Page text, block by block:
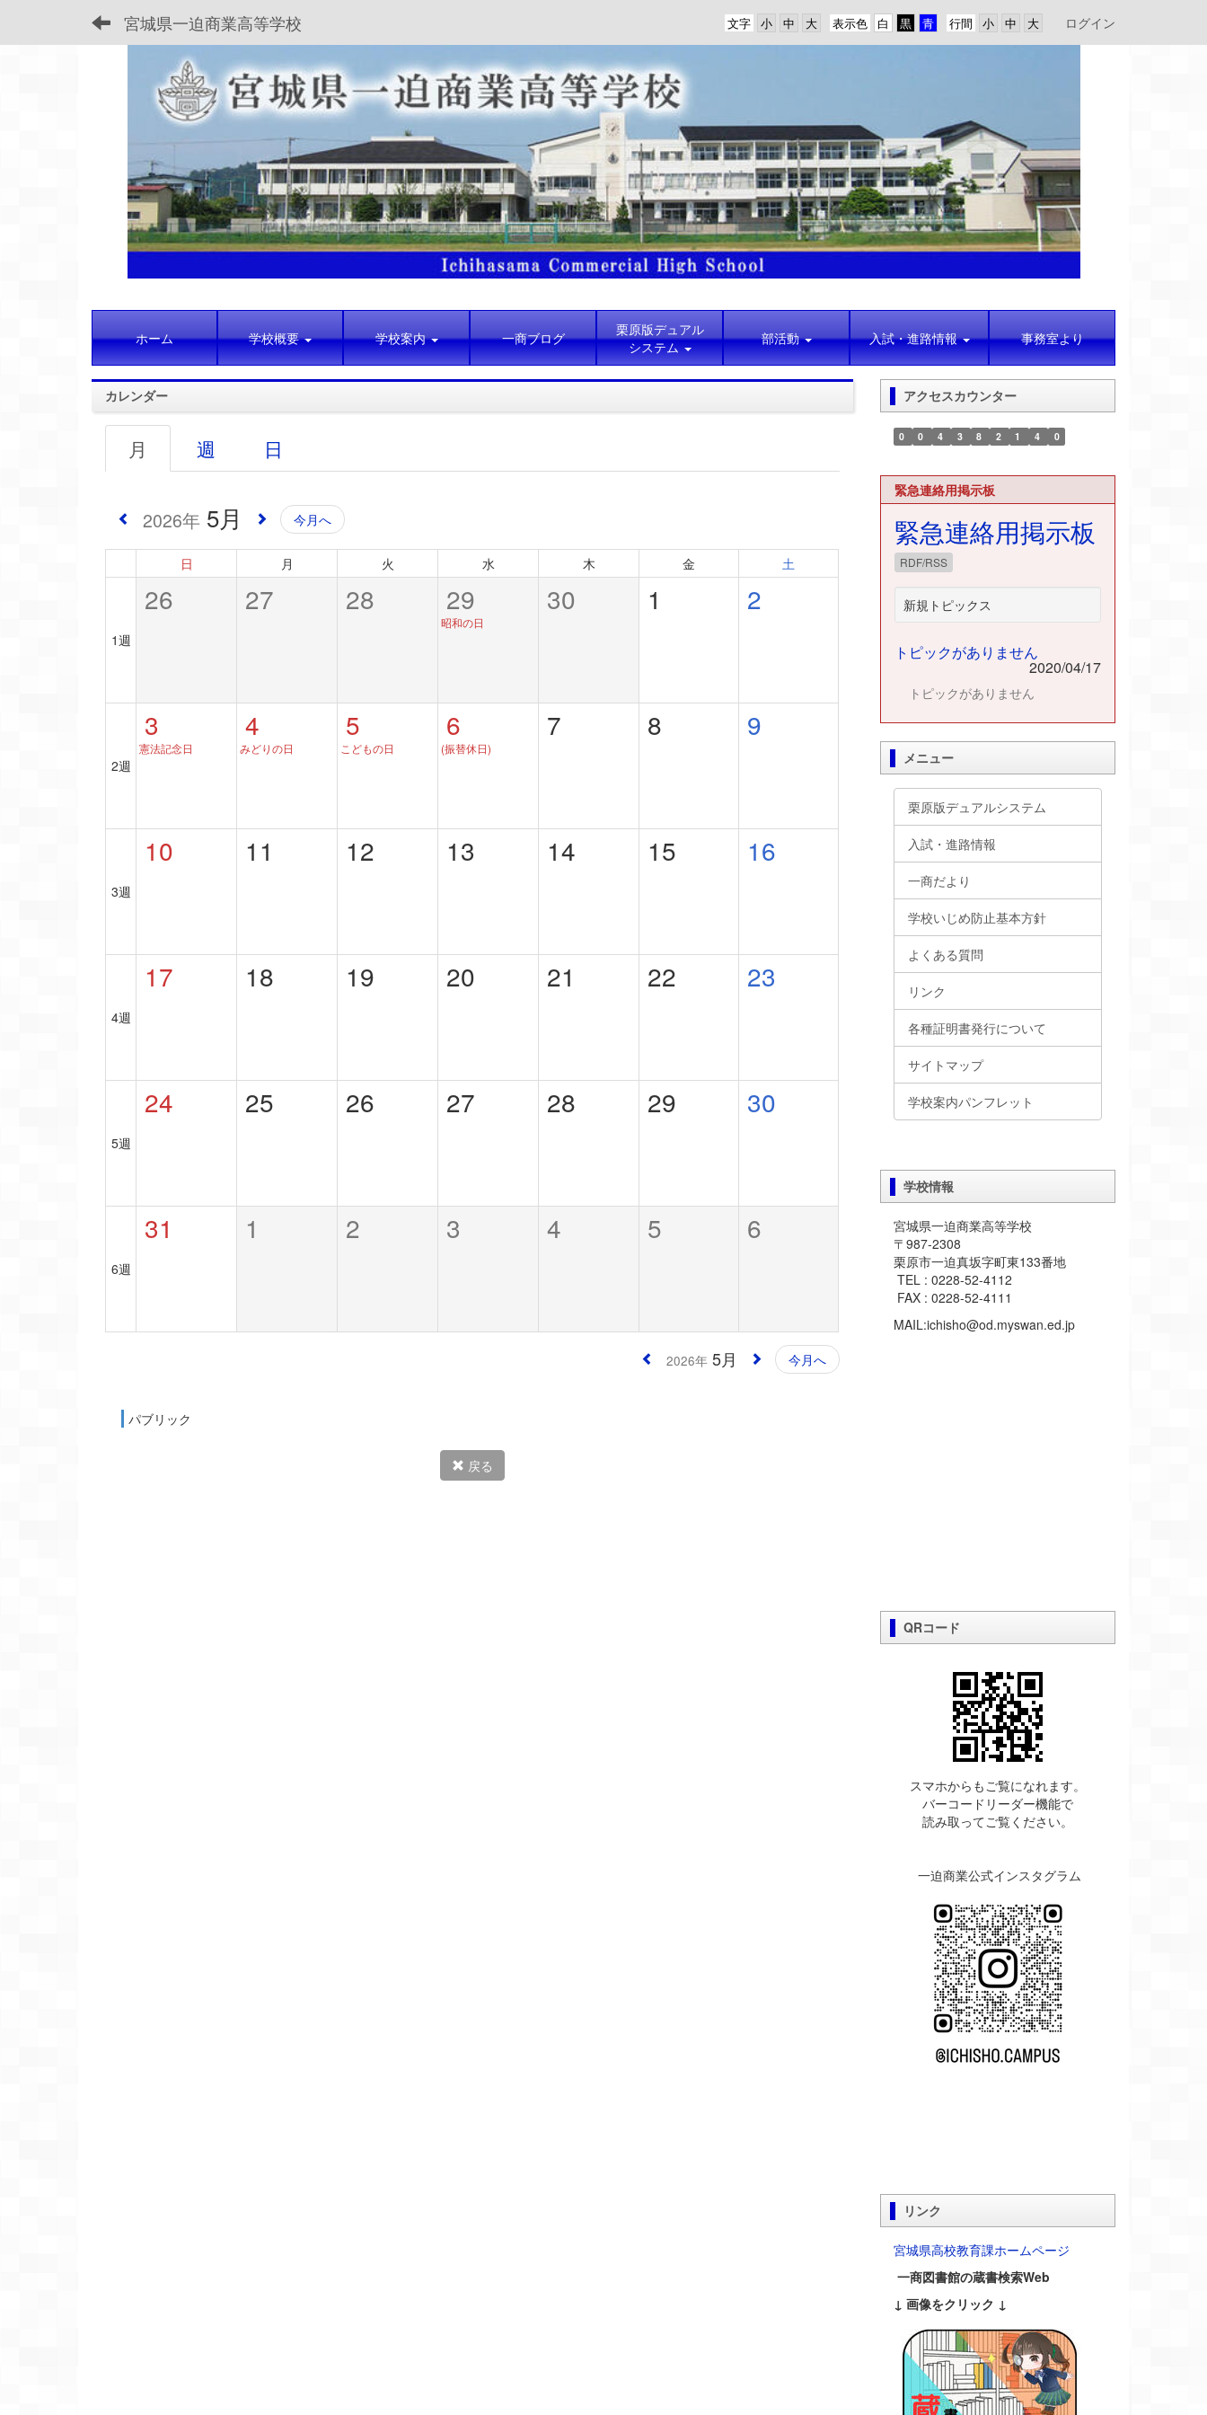
宮城県一迫商業高等学校 行間
表示色
文字 ログイン
ホーム 学校概要 学校案内 一商ブログ
栗原版デュアル
システム
部活動 入試・進路情報 事務室より
カレンダー
月 週 日
2026年 5月 今月へ
日 月 火 水 木 金 土
1週
26 27 28 29
昭和の日
30 1 2
2週
3
憲法記念日
4
みどりの日
5
こどもの日
6
(振替休日)
7 8 9
3週
10 11 12 13 14 15 16
4週
17 18 19 20 21 22 23
5週
24 25 26 27 28 29 30
6週
31 1 2 3 4 5 6
2026年5月 今月へ
パブリック
戻る
アクセスカウンター
0 0 4 3 8 2 1 4 0
緊急連絡用掲示板
緊急連絡用掲示板
RDF/RSS
新規トピックス
トピックがありません
2020/04/17
トピックがありません
メニュー
栗原版デュアルシステム
入試・進路情報
一商だより
学校いじめ防止基本方針
よくある質問
リンク
各種証明書発行について
サイトマップ
学校案内パンフレット
学校情報
宮城県一迫商業高等学校
〒987-2308
栗原市一迫真坂字町東133番地
TEL : 0228-52-4112
FAX : 0228-52-4111
MAIL:ichisho@od.myswan.ed.jp
QRコード
スマホからもご覧になれます。
バーコードリーダー機能で
読み取ってご覧ください。
一迫商業公式インスタグラム
リンク
宮城県高校教育課ホームページ
一商図書館の蔵書検索Web
↓ 画像をクリック ↓